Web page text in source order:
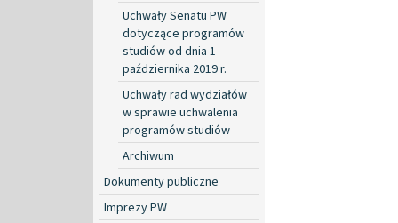
Uchwały Senatu PW
dotyczące programów
studiów od dnia 1
października 2019 r.
Uchwały rad wydziałów
w sprawie uchwalenia
programów studiów
Archiwum
Dokumenty publiczne
Imprezy PW